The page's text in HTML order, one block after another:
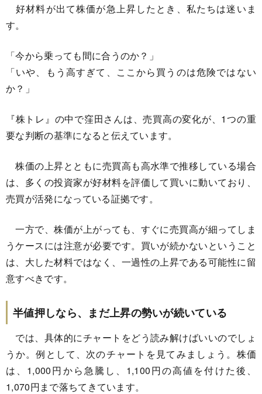
好材料が出て株価が急上昇したとき、私たちは迷いま
す。
「今から乗っても間に合うのか？」
「いや、もう高すぎて、ここから買うのは危険ではない
か？」
『株トレ』の中で窪田さんは、売買高の変化が、1つの重
要な判断の基準になると伝えています。
株価の上昇とともに売買高も高水準で推移している場合
は、多くの投資家が好材料を評価して買いに動いており、
売買が活発になっている証拠です。
一方で、株価が上がっても、すぐに売買高が細ってしま
うケースには注意が必要です。買いが続かないということ
は、大した材料ではなく、一過性の上昇である可能性に留
意すべきです。
半値押しなら、まだ上昇の勢いが続いている
では、具体的にチャートをどう読み解けばいいのでしょ
うか。例として、次のチャートを見てみましょう。株価
は、1,000円から急騰し、1,100円の高値を付けた後、
1,070円まで落ちてきています。